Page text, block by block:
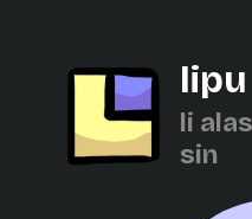
li
sin